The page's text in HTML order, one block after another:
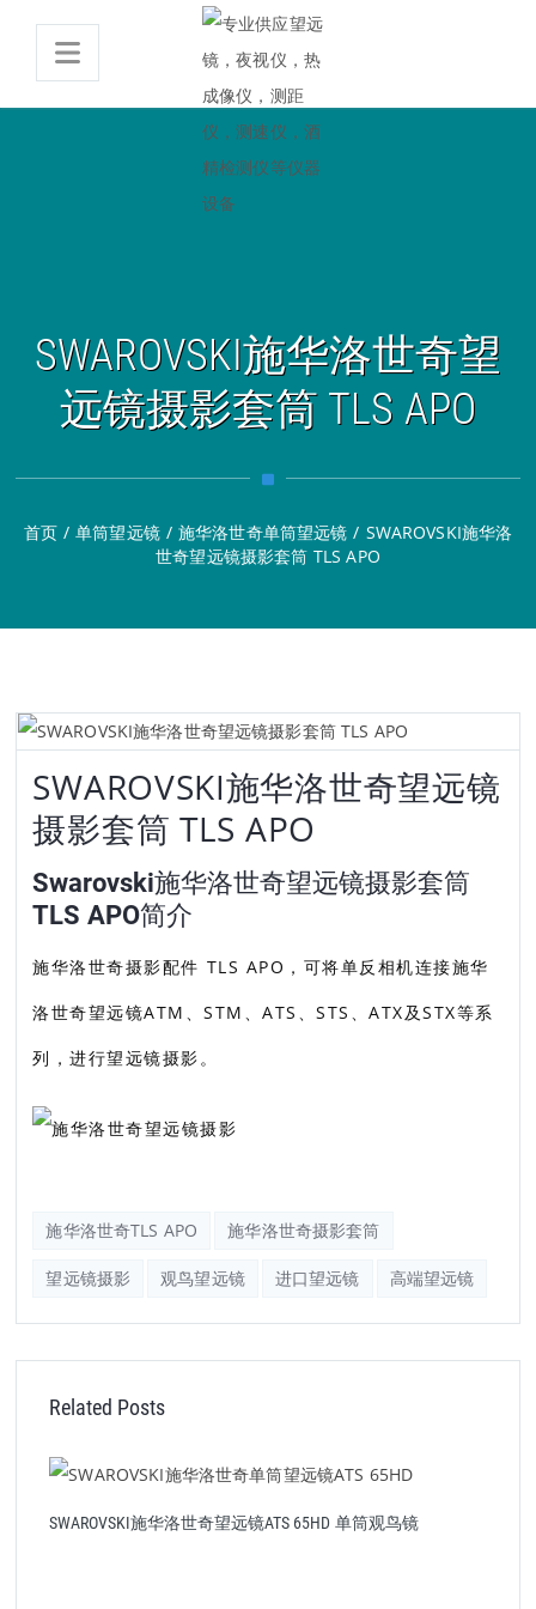
SWAROVSKI施华洛世奇望
远镜摄影套筒 TLS APO
首页 / 单筒望远镜 / 施华洛世奇单筒望远镜 / SWAROVSKI施华洛
世奇望远镜摄影套筒 TLS APO
SWAROVSKI施华洛世奇望远镜
摄影套筒 TLS APO
Swarovski施华洛世奇望远镜摄影套筒
TLS APO简介
施华洛世奇摄影配件 TLS APO，可将单反相机连接施华
洛世奇望远镜ATM、STM、ATS、STS、ATX及STX等系
列，进行望远镜摄影。
施华洛世奇TLS APO 施华洛世奇摄影套筒
望远镜摄影 观鸟望远镜 进口望远镜 高端望远镜
Related Posts
SWAROVSKI施华洛世奇望远镜ATS 65HD 单筒观鸟镜